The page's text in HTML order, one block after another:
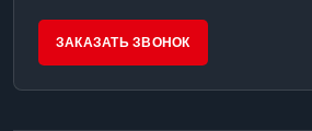
ЗАКАЗАТЬ ЗВОНОК